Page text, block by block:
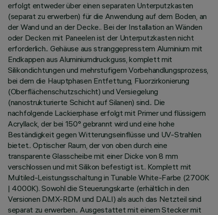
erfolgt entweder über einen separaten Unterputzkasten
(separat zu erwerben) für die Anwendung auf dem Boden, an
der Wand und an der Decke.. Bei der Installation an Wänden
oder Decken mit Paneelen ist der Unterputzkasten nicht
erforderlich.. Gehäuse aus stranggepresstem Aluminium mit
Endkappen aus Aluminiumdruckguss, komplett mit
Silikondichtungen und mehrstufigem Vorbehandlungsprozess,
bei dem die Hauptphasen Entfettung, Fluorzirkonierung
(Oberflächenschutzschicht) und Versiegelung
(nanostrukturierte Schicht auf Silanen) sind.. Die
nachfolgende Lackierphase erfolgt mit Primer und flüssigem
Acryllack, der bei 150° gebrannt wird und eine hohe
Beständigkeit gegen Witterungseinflüsse und UV-Strahlen
bietet.. Optischer Raum, der von oben durch eine
transparente Glasscheibe mit einer Dicke von 8 mm
verschlossen und mit Silikon befestigt ist.. Komplett mit
Multiled-Leistungsschaltung in Tunable White-Farbe (2700K
| 4000K). Sowohl die Steuerungskarte (erhältlich in den
Versionen DMX-RDM und DALI) als auch das Netzteil sind
separat zu erwerben.. Ausgestattet mit einem Stecker mit